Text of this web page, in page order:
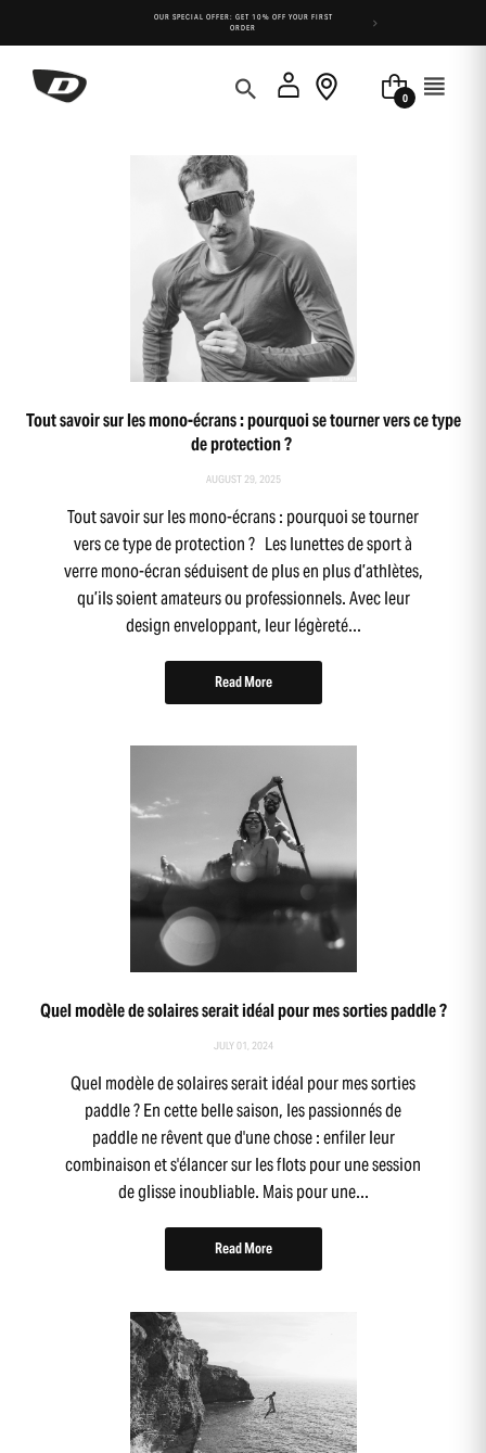
OUR SPECIAL OFFER: GET 10% OFF YOUR FIRST
ORDER
0
Tout savoir sur les mono-écrans : pourquoi se tourner vers ce type
de protection ?
AUGUST 29, 2025
Tout savoir sur les mono-écrans : pourquoi se tourner
vers ce type de protection ? Les lunettes de sport à
verre mono-écran séduisent de plus en plus d’athlètes,
qu’ils soient amateurs ou professionnels. Avec leur
design enveloppant, leur légèreté...
Read More
Quel modèle de solaires serait idéal pour mes sorties paddle ?
JULY 01, 2024
Quel modèle de solaires serait idéal pour mes sorties
paddle ? En cette belle saison, les passionnés de
paddle ne rêvent que d'une chose : enfiler leur
combinaison et s'élancer sur les flots pour une session
de glisse inoubliable. Mais pour une...
Read More